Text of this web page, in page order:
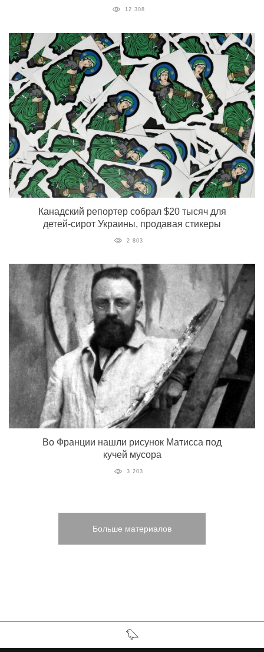
12 308
Канадский репортер собрал $20 тысяч для
детей-сирот Украины, продавая стикеры
2 803
Во Франции нашли рисунок Матисса под
кучей мусора
3 203
Больше материалов